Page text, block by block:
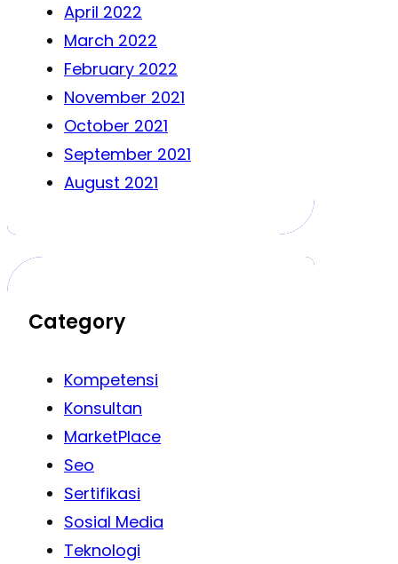
April 2022
March 2022
February 2022
November 2021
October 2021
September 2021
August 2021
Category
Kompetensi
Konsultan
MarketPlace
Seo
Sertifikasi
Sosial Media
Teknologi